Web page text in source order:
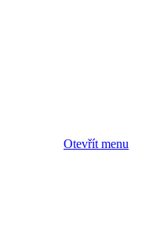
Otevřít menu